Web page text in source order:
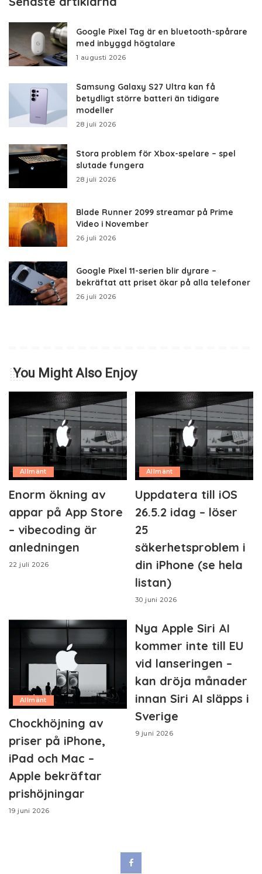
Google Pixel Tag är en bluetooth-spårare
med inbyggd högtalare
1 augusti 2026
Samsung Galaxy S27 Ultra kan få
betydligt större batteri än tidigare
modeller
28 juli 2026
Stora problem för Xbox-spelare – spel
slutade fungera
28 juli 2026
Blade Runner 2099 streamar på Prime
Video i November
26 juli 2026
Google Pixel 11-serien blir dyrare –
bekräftat att priset ökar på alla telefoner
26 juli 2026
You Might Also Enjoy
Allmänt
Enorm ökning av
appar på App Store
– vibecoding är
anledningen
22 juli 2026
Allmänt
Uppdatera till iOS
26.5.2 idag – löser
25
säkerhetsproblem i
din iPhone (se hela
listan)
30 juni 2026
Allmänt
Chockhöjning av
priser på iPhone,
iPad och Mac –
Apple bekräftar
prishöjningar
19 juni 2026
Nya Apple Siri AI
kommer inte till EU
vid lanseringen –
kan dröja månader
innan Siri AI släpps i
Sverige
9 juni 2026